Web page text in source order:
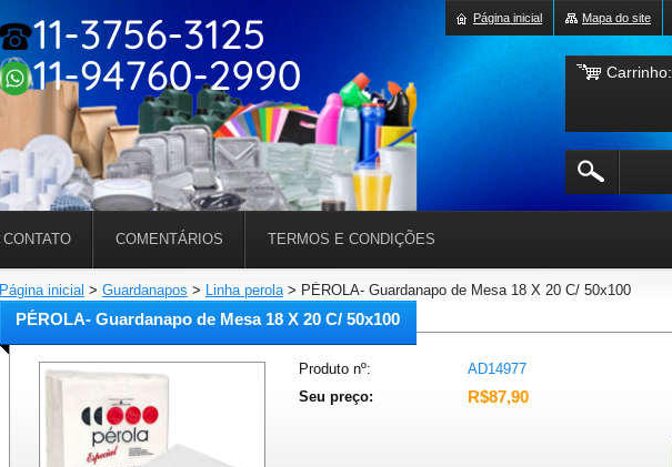
Página inicial > Guardanapos > Linha perola > PÉROLA- Guardanapo de Mesa 18 X 20 C/ 50x100
PÉROLA- Guardanapo de Mesa 18 X 20 C/ 50x100
Produto nº:
AD14977
Seu preço:
R$87,90
CONTATO COMENTÁRIOS TERMOS E CONDIÇÕES
Mapa do site
Página inicial
Carrinho: